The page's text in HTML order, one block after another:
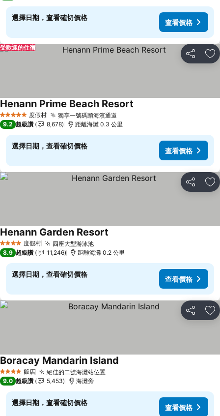
選擇日期，查看確切價格
查看價格
分享 加
受歡迎的住宿
5 星級 度假村 獨享一號碼頭海濱通道
Henann Prime Beach Resort
9.2 超級讚 8,678 距離海灘 0.3 公里
選擇日期，查看確切價格
查看價格
分享 加
4 星級 度假村 四座大型游泳池
Henann Garden Resort
8.9 超級讚 11,246 距離海灘 0.2 公里
選擇日期，查看確切價格
查看價格
分享 加
4 星級 飯店 絕佳的二號海灘站位置
Boracay Mandarin Island
9.0 超級讚 5,453 海灘旁
選擇日期，查看確切價格
查看價格